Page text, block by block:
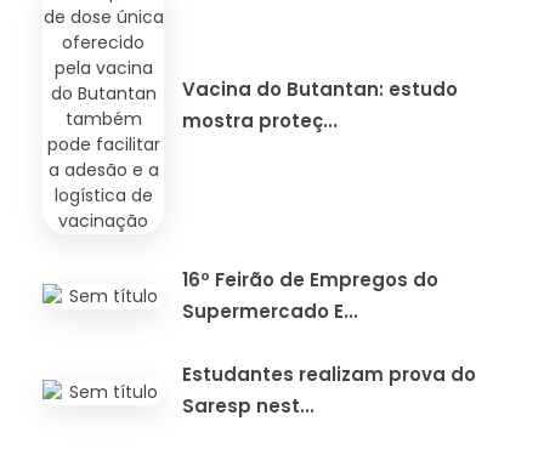
Vacina do Butantan: estudo
mostra proteç...
16º Feirão de Empregos do
Supermercado E...
Estudantes realizam prova do
Saresp nest...